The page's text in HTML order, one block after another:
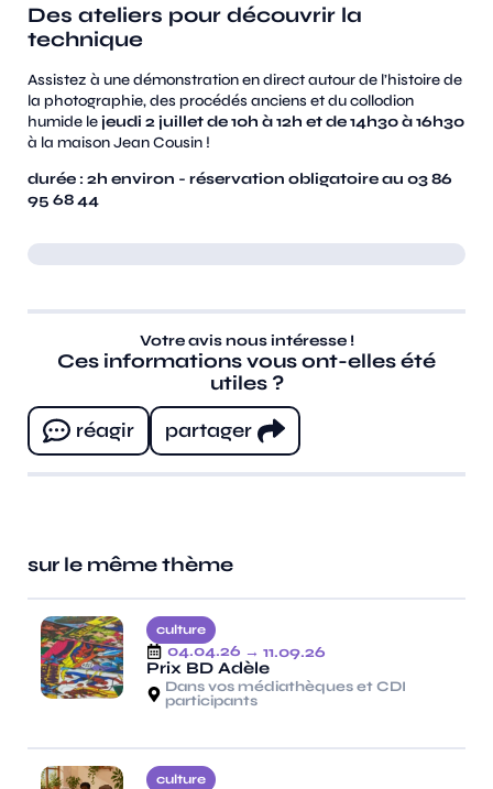
Des ateliers pour découvrir la
technique
Assistez à une démonstration en direct autour de l’histoire de
la photographie, des procédés anciens et du collodion
humide lejeudi 2 juillet de 10h à 12h et de 14h30 à 16h30
à la maison Jean Cousin !
durée : 2h environ - réservation obligatoire au 03 86
95 68 44
Votre avis nous intéresse !
Ces informations vous ont-elles été
utiles ?
réagir
partager
sur le même thème
culture
04.04.26 → 11.09.26
Prix BD Adèle
Dans vos médiathèques et CDI
participants
culture